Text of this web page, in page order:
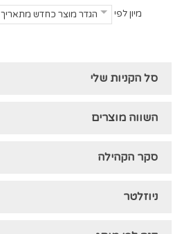
מיון לפי הגדר מוצר כחדש מתאריך
סל הקניות שלי
השווה מוצרים
סקר הקהילה
ניוזלטר